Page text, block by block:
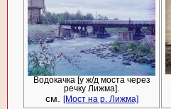
Водокачка [у ж/д моста через
речку Лижма].
см. [Мост на р. Лижма]